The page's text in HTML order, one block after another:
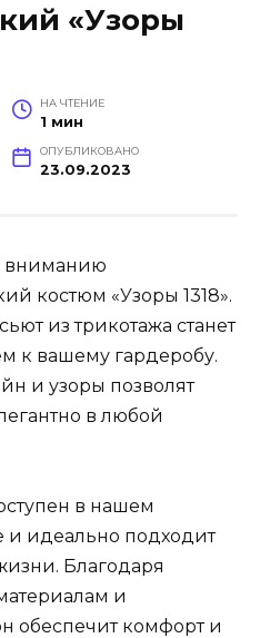
«Узоры
НА ЧТЕНИЕ
1 мин
ОПУБЛИКОВАНО
23.09.2023
вниманию
костюм «Узоры 1318».
из трикотажа станет
к вашему гардеробу.
и узоры позволят
в любой
в нашем
и идеально подходит
Благодаря
и
обеспечит комфорт и